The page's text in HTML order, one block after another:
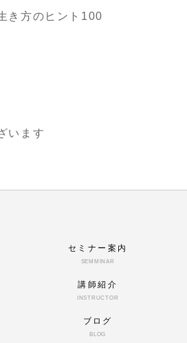
き方のヒント100
います
セミナー案内
SEMMINAR
講師紹介
INSTRUCTOR
ブログ
BLOG